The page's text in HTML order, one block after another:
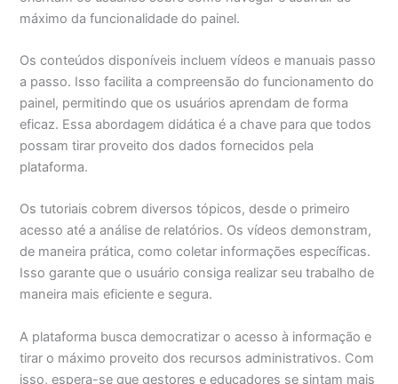
máximo da funcionalidade do painel.
Os conteúdos disponíveis incluem vídeos e manuais passo
a passo. Isso facilita a compreensão do funcionamento do
painel, permitindo que os usuários aprendam de forma
eficaz. Essa abordagem didática é a chave para que todos
possam tirar proveito dos dados fornecidos pela
plataforma.
Os tutoriais cobrem diversos tópicos, desde o primeiro
acesso até a análise de relatórios. Os vídeos demonstram,
de maneira prática, como coletar informações específicas.
Isso garante que o usuário consiga realizar seu trabalho de
maneira mais eficiente e segura.
A plataforma busca democratizar o acesso à informação e
tirar o máximo proveito dos recursos administrativos. Com
isso, espera-se que gestores e educadores se sintam mais